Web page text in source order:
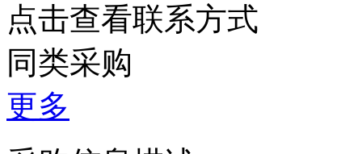
点击查看联系方式
同类采购
更多